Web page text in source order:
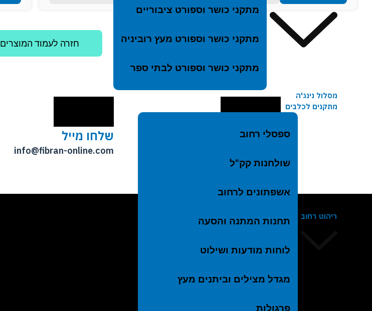
מתקני כושר וספורט ציבוריים
מתקני כושר וספורט מעץ רוביניה
מתקני כושר וספורט לבתי ספר
מסלול נינג'ה
מתקנים לכלבים
ריהוט רחוב
ספסלי רחוב
שולחנות קק"ל
אשפתונים לרחוב
תחנות המתנה והסעה
לוחות מודעות ושילוט
מגדל מצילים וביתנים מעץ
פרגולות
חזרה לעמוד המוצרים
התקשרו שלחו מייל
info@fibran-online.com